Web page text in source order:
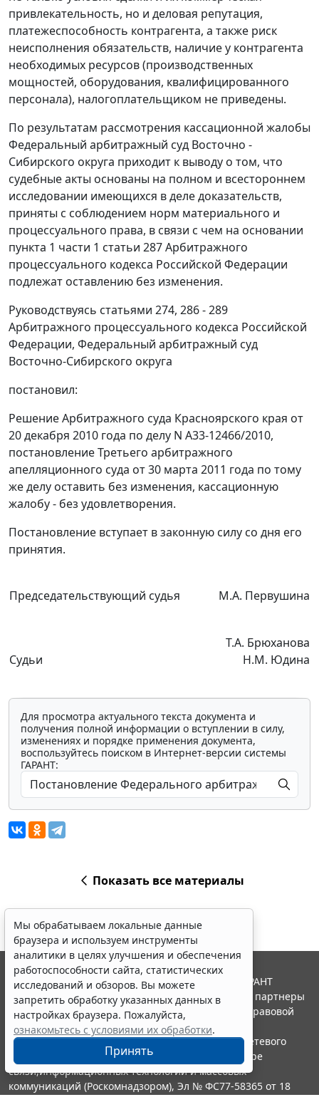
привлекательность, но и деловая репутация,
платежеспособность контрагента, а также риск
неисполнения обязательств, наличие у контрагента
необходимых ресурсов (производственных
мощностей, оборудования, квалифицированного
персонала), налогоплательщиком не приведены.
По результатам рассмотрения кассационной жалобы
Федеральный арбитражный суд Восточно -
Сибирского округа приходит к выводу о том, что
судебные акты основаны на полном и всестороннем
исследовании имеющихся в деле доказательств,
приняты с соблюдением норм материального и
процессуального права, в связи с чем на основании
пункта 1 части 1 статьи 287Арбитражного
процессуального кодекса Российской Федерации
подлежат оставлению без изменения.
Руководствуясь статьями 274, 286 - 289
Арбитражного процессуального кодекса Российской
Федерации, Федеральный арбитражный суд
Восточно-Сибирского округа
постановил:
Решение Арбитражного суда Красноярского края от
20 декабря 2010 года по делу N А33-12466/2010,
постановлениеТретьего арбитражного
апелляционного суда от 30 марта 2011 года по тому
же делу оставить без изменения, кассационную
жалобу - без удовлетворения.
Постановление вступает в законную силу со дня его
принятия.
Председательствующий судья М.А. Первушина
Судьи
Т.А. Брюханова
Н.М. Юдина
Для просмотра актуального текста документа и
получения полной информации о вступлении в силу,
изменениях и порядке применения документа,
воспользуйтесь поиском в Интернет-версии системы
ГАРАНТ:
Показать все материалы
Мы обрабатываем локальные данные
браузера и используем инструменты
аналитики в целях улучшения и обеспечения
работоспособности сайта, статистических
исследований и обзоров. Вы можете
запретить обработку указанных данных в
настройках браузера. Пожалуйста,
ознакомьтесь с условиями их обработки.
Принять
© ООО "НПП "ГАРАНТ-СЕРВИС", 2026. Система ГАРАНТ
выпускается с 1990 года. Компания "Гарант" и ее партнеры
являются участниками Российской ассоциации правовой
информации ГАРАНТ.
Портал ГАРАНТ.РУ зарегистрирован в качестве сетевого
издания Федеральной службой по надзору в сфере
связи,информационных технологий и массовых
коммуникаций (Роскомнадзором), Эл № ФС77-58365 от 18